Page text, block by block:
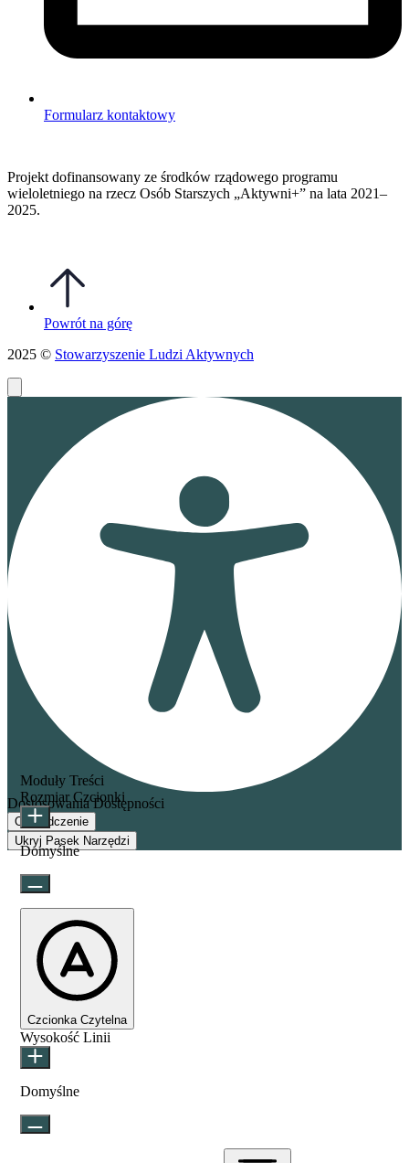
Formularz kontaktowy
Projekt dofinansowany ze środków rządowego programu
wieloletniego na rzecz Osób Starszych „Aktywni+” na lata 2021–
2025.
Powrót na górę
2025 © Stowarzyszenie Ludzi Aktywnych
Dostosowania Dostępności
Oświadczenie
Ukryj Pasek Narzędzi
Moduły Treści
Rozmiar Czcionki
Domyślne
Czcionka Czytelna
Wysokość Linii
Domyślne